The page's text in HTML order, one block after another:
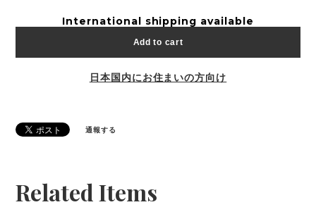
International shipping available
Add to cart
日本国内にお住まいの方向け
通報する
Related Items